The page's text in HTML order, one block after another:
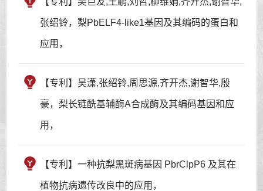
张绍铃，梨PbELF4-like1基因及其编码的蛋白和
应用，
【专利】吴潇,张绍铃,周思源,齐开杰,谢智华,殷
豪，梨长链酰基辅酶A合成酶及其编码基因和应
用，
【专利】一种抗梨黑斑病基因 PbrClpP6 及其在
植物抗病遗传改良中的应用，